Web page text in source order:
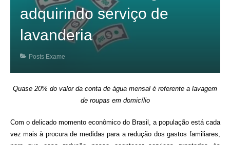
adquirindo serviço de
lavanderia
Posts Exame
Quase 20% do valor da conta de água mensal é referente a lavagem
de roupas em domicílio
Com o delicado momento econômico do Brasil, a população está cada
vez mais à procura de medidas para a redução dos gastos familiares,